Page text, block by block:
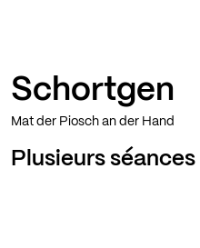
Schortgen
Mat der Piosch an der Hand
Plusieurs séances